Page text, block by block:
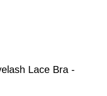
Lace Bra -